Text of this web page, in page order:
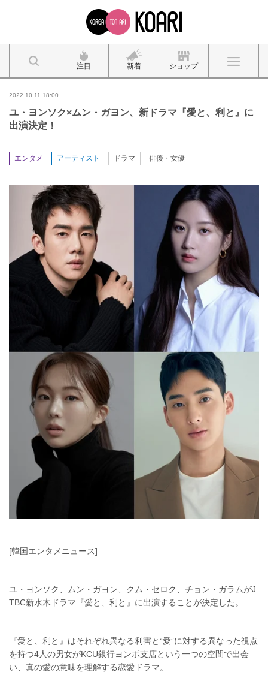
注目 新着 ショップ
2022.10.11 18:00
ユ・ヨンソク×ムン・ガヨン、新ドラマ『愛と、利と』に
出演決定！
エンタメ アーティスト ドラマ 俳優・女優
[韓国エンタメニュース]
ユ・ヨンソク、ムン・ガヨン、クム・セロク、チョン・ガラムがJ
TBC新水木ドラマ『愛と、利と』に出演することが決定した。
『愛と、利と』はそれぞれ異なる利害と“愛”に対する異なった視点
を持つ4人の男女がKCU銀行ヨンポ支店という一つの空間で出会
い、真の愛の意味を理解する恋愛ドラマ。